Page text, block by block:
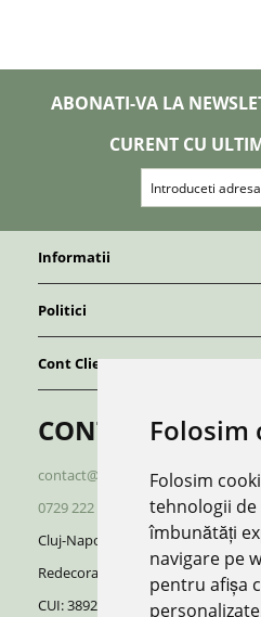
Folosim
Folosim
tehnologii
îmbunătăți
navigare pe
pentru afișa
ABONATI-VA LA
CURENT CU
Informatii
Politici
Cont Client
CONTACT
contact@redboutique.ro
0729 222 920
0729 222 521
Cluj-Napoca | Romania
Redecorate S.R.L.
CUI: 38928370, J12/696/2018